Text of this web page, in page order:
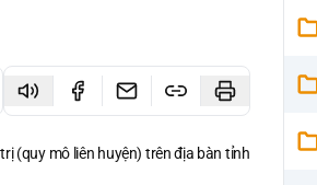
(quy mô liên huyện) trên địa bàn tỉnh